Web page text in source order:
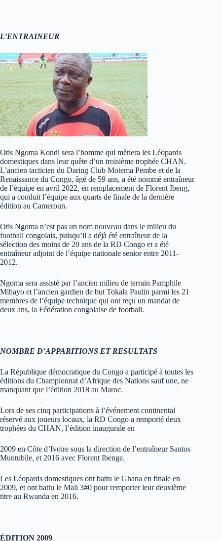
L’ENTRAINEUR
Otis Ngoma Kondi sera l’homme qui mènera les Léopards
domestiques dans leur quête d’un troisième trophée CHAN.
L’ancien tacticien du Daring Club Motema Pembe et de la
Renaissance du Congo, âgé de 59 ans, a été nommé entraîneur
de l’équipe en avril 2022, en remplacement de Florent Ibeng,
qui a conduit l’équipe aux quarts de finale de la dernière
édition au Cameroun.
Otis Ngoma n’est pas un nom nouveau dans le milieu du
football congolais, puisqu’il a déjà été entraîneur de la
sélection des moins de 20 ans de la RD Congo et a été
entraîneur adjoint de l’équipe nationale senior entre 2011-
2012.
Ngoma sera assisté par l’ancien milieu de terrain Pamphile
Mihayo et l’ancien gardien de but Tokala Paulin parmi les 21
membres de l’équipe technique qui ont reçu un mandat de
deux ans, la Fédération congolaise de football.
NOMBRE D’APPARITIONS ET RESULTATS
La République démocratique du Congo a participé à toutes les
éditions du Championnat d’Afrique des Nations sauf une, ne
manquant que l’édition 2018 au Maroc.
Lors de ses cinq participations à l’événement continental
réservé aux joueurs locaux, la RD Congo a remporté deux
trophées du CHAN, l’édition inaugurale en
2009 en Côte d’Ivoire sous la direction de l’entraîneur Santos
Muntubile, et 2016 avec Florent Ibenge.
Les Léopards domestiques ont battu le Ghana en finale en
2009, et ont battu le Mali 3#0 pour remporter leur deuxième
titre au Rwanda en 2016.
ÉDITION 2009